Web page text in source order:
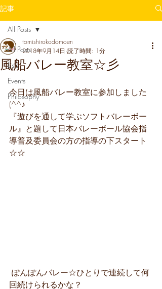
記事
All Posts
Lists
Events
Philosophy
All Posts
風船バレー教室☆彡
tomishirokodomoen
2018年9月14日 読了時間: 1分
今日は風船バレー教室に参加しました
(^^♪
『遊びを通して学ぶソフトバレーボー
ル』と題して日本バレーボール協会指
導普及委員会の方の指導の下スタート
☆☆
回続けられるかな？